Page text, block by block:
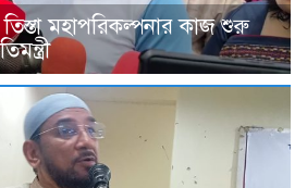
মহাপরিকল্পনার কাজ শুরু